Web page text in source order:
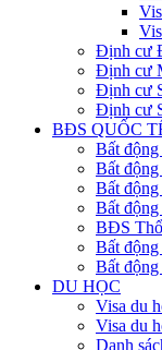
Định cư
Định cư
Định cư
Định cư
BĐS QUỐC
Bất
Bất động
Bất
Bất động
BĐS
Bất
Bất
DU HỌC
Visa du
Visa du
Danh